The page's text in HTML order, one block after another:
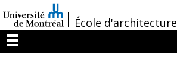
au
contenu
/École d'architecture
Menu